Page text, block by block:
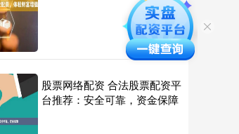
股票网络配资 合法股票配资平
台推荐：安全可靠，资金保障